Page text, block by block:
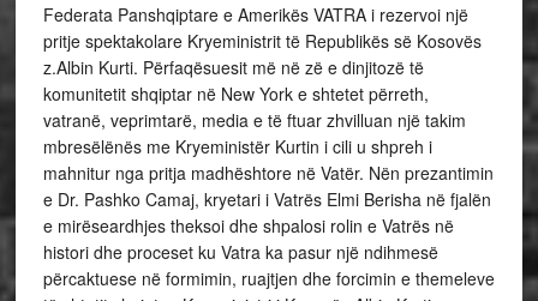
Federata Panshqiptare e Amerikës VATRA i rezervoi një
pritje spektakolare Kryeministrit të Republikës së Kosovës
z.Albin Kurti. Përfaqësuesit më në zë e dinjitozë të
komunitetit shqiptar në New York e shtetet përreth,
vatranë, veprimtarë, media e të ftuar zhvilluan një takim
mbresëlënës me Kryeministër Kurtin i cili u shpreh i
mahnitur nga pritja madhështore në Vatër. Nën prezantimin
e Dr. Pashko Camaj, kryetari i Vatrës Elmi Berisha në fjalën
e mirëseardhjes theksoi dhe shpalosi rolin e Vatrës në
histori dhe proceset ku Vatra ka pasur një ndihmesë
përcaktuese në formimin, ruajtjen dhe forcimin e themeleve